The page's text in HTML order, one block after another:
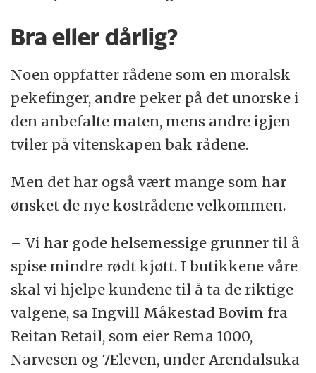
Bra eller dårlig?
Noen oppfatter rådene som en moralsk
pekefinger, andre peker på det unorske i
den anbefalte maten, mens andre igjen
tviler på vitenskapen bak rådene.
Men det har også vært mange som har
ønsket de nye kostrådene velkommen.
– Vi har gode helsemessige grunner til å
spise mindre rødt kjøtt. I butikkene våre
skal vi hjelpe kundene til å ta de riktige
valgene, sa Ingvill Måkestad Bovim fra
Reitan Retail, som eier Rema 1000,
Narvesen og 7Eleven, under Arendalsuka